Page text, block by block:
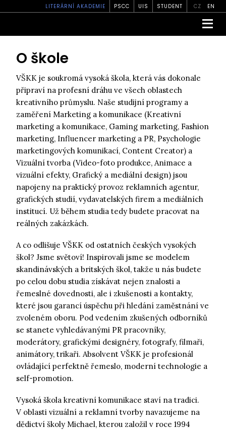
LITERÁRNÍ AKADEMIE PSCC UIS STUDENT CZ EN
O škole
VŠKK je soukromá vysoká škola, která vás dokonale
připraví na profesní dráhu ve všech oblastech
kreativního průmyslu. Naše studijní programy a
zaměření Marketing a komunikace (Kreativní
marketing a komunikace, Gaming marketing, Fashion
marketing, Influencer marketing a PR, Psychologie
marketingových komunikací, Content Creator) a
Vizuální tvorba (Video-foto produkce, Animace a
vizuální efekty, Grafický a mediální design) jsou
napojeny na praktický provoz reklamních agentur,
grafických studií, vydavatelských firem a mediálních
institucí. Už během studia tedy budete pracovat na
reálných zakázkách.
A co odlišuje VŠKK od ostatních českých vysokých
škol? Jsme světoví! Inspirovali jsme se modelem
skandinávských a britských škol, takže u nás budete
po celou dobu studia získávat nejen znalosti a
řemeslné dovednosti, ale i zkušenosti a kontakty,
které jsou garancí úspěchu při hledání zaměstnání ve
zvoleném oboru. Pod vedením zkušených odborníků
se stanete vyhledávanými PR pracovníky,
moderátory, grafickými designéry, fotografy, filmaři,
animátory, trikaři. Absolvent VŠKK je profesionál
ovládající perfektně řemeslo, moderní technologie a
self-promotion.
Vysoká škola kreativní komunikace staví na tradici.
V oblasti vizuální a reklamní tvorby navazujeme na
dědictví školy Michael, kterou založil v roce 1994